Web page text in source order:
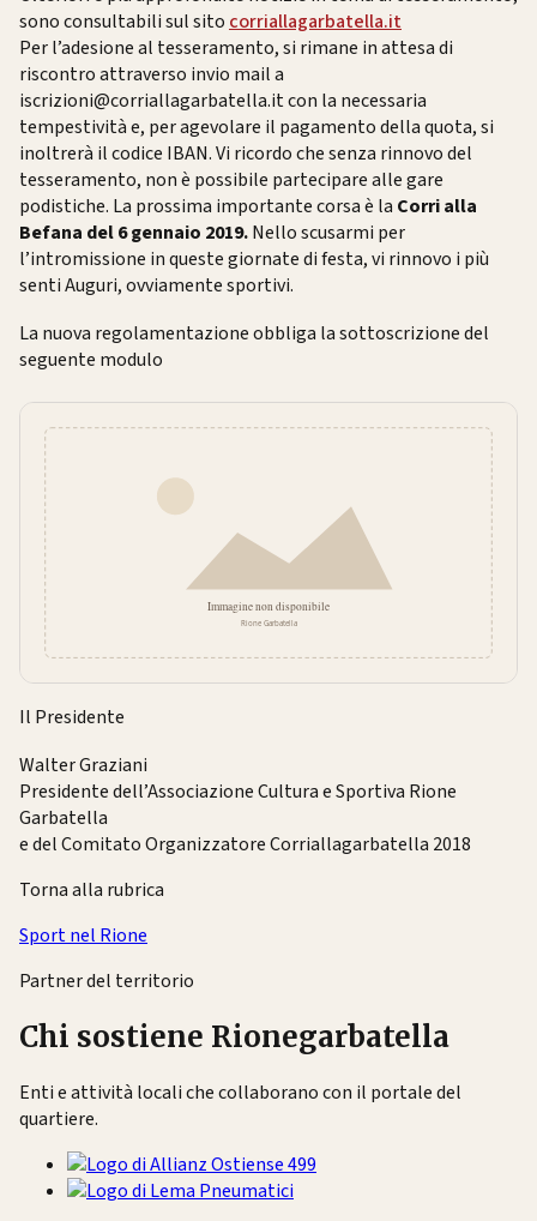
sono consultabili sul sito corriallagarbatella.it
Per l’adesione al tesseramento, si rimane in attesa di
riscontro attraverso invio mail a
iscrizioni@corriallagarbatella.itcon la necessaria
tempestività e, per agevolare il pagamento della quota, si
inoltrerà il codice IBAN. Vi ricordo che senza rinnovo del
tesseramento, non è possibile partecipare alle gare
podistiche. La prossima importante corsa è la Corri alla
Befana del 6 gennaio 2019.Nello scusarmi per
l’intromissione in queste giornate di festa, vi rinnovo i più
senti Auguri, ovviamente sportivi.
La nuova regolamentazione obbliga la sottoscrizione del
seguente modulo
Il Presidente
Walter Graziani
Presidente dell’Associazione Cultura e Sportiva Rione
Garbatella
e del Comitato Organizzatore Corriallagarbatella 2018
Torna alla rubrica
Sport nel Rione
Partner del territorio
Chi sostiene Rionegarbatella
Enti e attività locali che collaborano con il portale del
quartiere.